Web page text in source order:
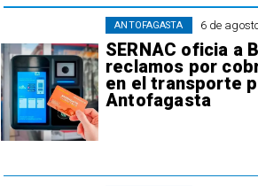
6 de
SERNAC oficia a
reclamos por
en el transporte
Antofagasta
ANTOFAGASTA